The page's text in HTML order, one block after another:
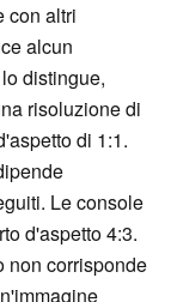
con altri
alcun
distingue,
risoluzione di
di 1:1.
Le console
d'aspetto 4:3.
non corrisponde